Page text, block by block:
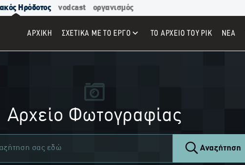
Ηρόδοτος vodcast οργανισμός
ΑΡΧΙΚΉ ΣΧΕΤΙΚΑ ΜΕ ΤΟ ΕΡΓΟ ΤΟ ΑΡΧΕΙΟ ΤΟΥ ΡΙΚ ΝΕΑ
Αρχείο Φωτογραφίας
Αναζήτηση